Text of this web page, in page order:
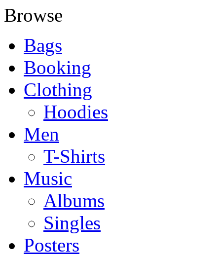
Browse
Bags
Booking
Clothing
Hoodies
Men
T-Shirts
Music
Albums
Singles
Posters